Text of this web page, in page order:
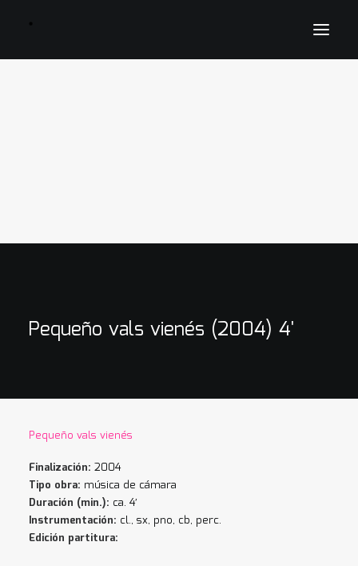
Pequeño vals vienés (2004) 4'
Pequeño vals vienés
Finalización: 2004
Tipo obra: música de cámara
Duración (min.): ca. 4′
Instrumentación: cl., sx, pno, cb, perc.
Edición partitura: